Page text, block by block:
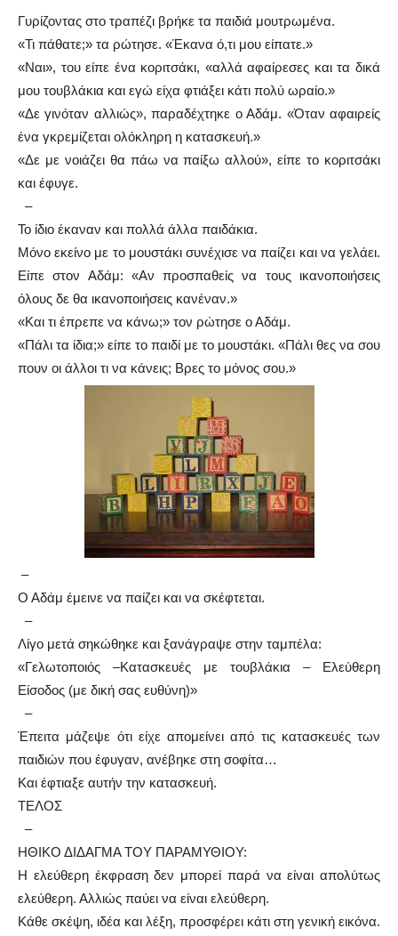
Γυρίζοντας στο τραπέζι βρήκε τα παιδιά μουτρωμένα.
«Τι πάθατε;» τα ρώτησε. «Έκανα ό,τι μου είπατε.»
«Ναι», του είπε ένα κοριτσάκι, «αλλά αφαίρεσες και τα δικά
μου τουβλάκια και εγώ είχα φτιάξει κάτι πολύ ωραίο.»
«Δε γινόταν αλλιώς», παραδέχτηκε ο Αδάμ. «Όταν αφαιρείς
ένα γκρεμίζεται ολόκληρη η κατασκευή.»
«Δε με νοιάζει θα πάω να παίξω αλλού», είπε το κοριτσάκι
και έφυγε.
–
Το ίδιο έκαναν και πολλά άλλα παιδάκια.
Μόνο εκείνο με το μουστάκι συνέχισε να παίζει και να γελάει.
Είπε στον Αδάμ: «Αν προσπαθείς να τους ικανοποιήσεις
όλους δε θα ικανοποιήσεις κανέναν.»
«Και τι έπρεπε να κάνω;» τον ρώτησε ο Αδάμ.
«Πάλι τα ίδια;» είπε το παιδί με το μουστάκι. «Πάλι θες να σου
πουν οι άλλοι τι να κάνεις; Βρες το μόνος σου.»
–
Ο Αδάμ έμεινε να παίζει και να σκέφτεται.
–
Λίγο μετά σηκώθηκε και ξανάγραψε στην ταμπέλα:
«Γελωτοποιός –Κατασκευές με τουβλάκια – Ελεύθερη
Είσοδος (με δική σας ευθύνη)»
–
Έπειτα μάζεψε ότι είχε απομείνει από τις κατασκευές των
παιδιών που έφυγαν, ανέβηκε στη σοφίτα…
Και έφτιαξε αυτήν την κατασκευή.
ΤΕΛΟΣ
–
ΗΘΙΚΟ ΔΙΔΑΓΜΑ ΤΟΥ ΠΑΡΑΜΥΘΙΟΥ:
Η ελεύθερη έκφραση δεν μπορεί παρά να είναι απολύτως
ελεύθερη. Αλλιώς παύει να είναι ελεύθερη.
Κάθε σκέψη, ιδέα και λέξη, προσφέρει κάτι στη γενική εικόνα.